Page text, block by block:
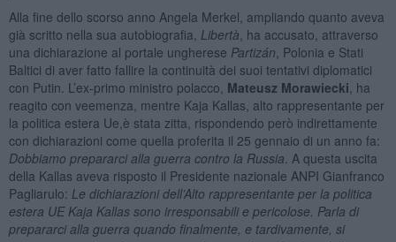
Alla fine dello scorso anno Angela Merkel, ampliando quanto aveva
già scritto nella sua autobiografia, Libertà , ha accusato, attraverso
una dichiarazione al portale ungherese Partizán , Polonia e Stati
Baltici di aver fatto fallire la continuità dei suoi tentativi diplomatici
con Putin. L’ex-primo ministro polacco, Mateusz Morawiecki , ha
reagito con veemenza, mentre Kaja Kallas, alto rappresentante per
la politica estera Ue,è stata zitta, rispondendo però indirettamente
con dichiarazioni come quella proferita il 25 gennaio di un anno fa:
Dobbiamo prepararci alla guerra contro la Russia . A questa uscita
della Kallas aveva risposto il Presidente nazionale ANPI Gianfranco
Pagliarulo: Le dichiarazioni dell’Alto rappresentante per la politica
estera UE Kaja Kallas sono irresponsabili e pericolose. Parla di
prepararci alla guerra quando finalmente, e tardivamente, si